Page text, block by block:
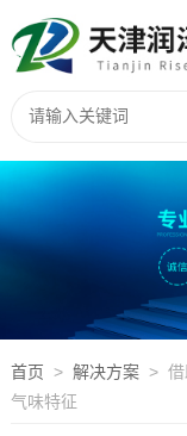
首页 > 解决方案> 借
气味特征